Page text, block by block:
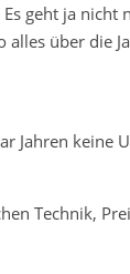
geht ja nicht
alles über die
Jahren keine
Technik,